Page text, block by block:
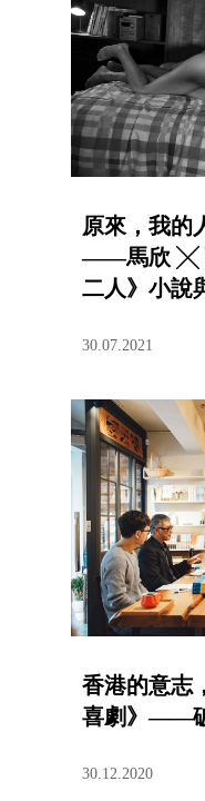
原來，我的
——馬欣 ╳
二人》小說
30.07.2021
香港的意志
喜劇》——
30.12.2020